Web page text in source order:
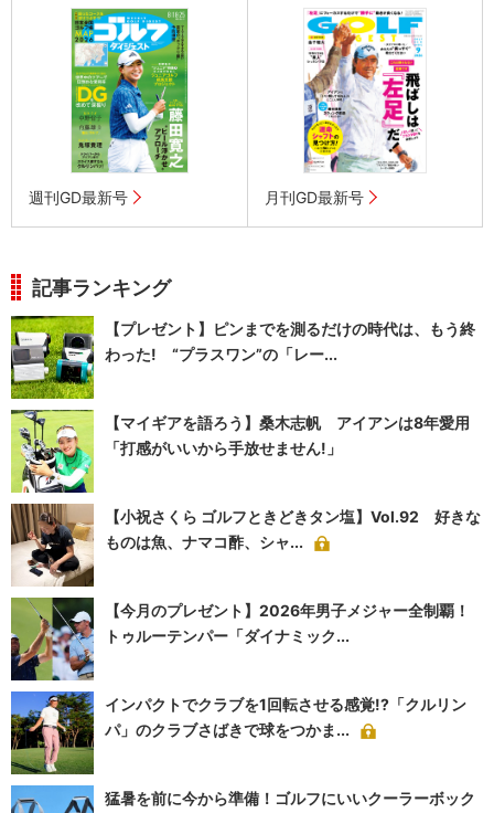
週刊GD最新号 月刊GD最新号
記事ランキング
【プレゼント】ピンまでを測るだけの時代は、もう終
わった! “プラスワン”の「レー...
【マイギアを語ろう】桑木志帆 アイアンは8年愛用
「打感がいいから手放せません!」
【小祝さくら ゴルフときどきタン塩】Vol.92 好きな
ものは魚、ナマコ酢、シャ...
【今月のプレゼント】2026年男子メジャー全制覇！
トゥルーテンパー「ダイナミック...
インパクトでクラブを1回転させる感覚!?「クルリン
パ」のクラブさばきで球をつかま...
猛暑を前に今から準備！ゴルフにいいクーラーボック